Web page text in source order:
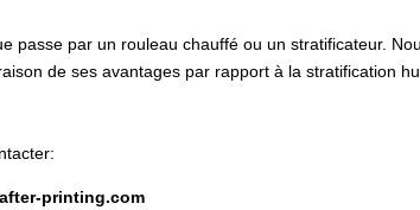
passe par un rouleau chauffé ou un stratificateur.
de ses avantages par rapport à la stratification
printing.com